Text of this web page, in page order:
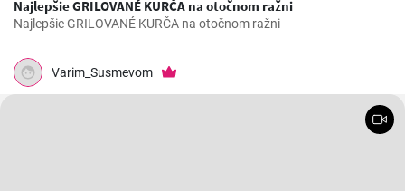
Najlepšie GRILOVANÉ KURČA na otočnom ražni
Najlepšie GRILOVANÉ KURČA na otočnom ražni
Varim_Susmevom